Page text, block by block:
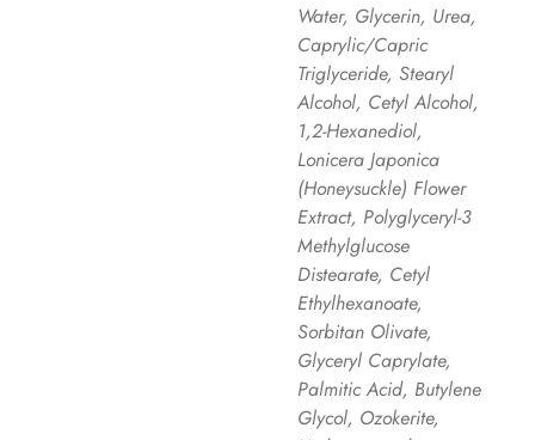
Water, Glycerin, Urea,
Caprylic/Capric
Triglyceride, Stearyl
Alcohol, Cetyl Alcohol,
1,2-Hexanediol,
Lonicera Japonica
(Honeysuckle) Flower
Extract, Polyglyceryl-3
Methylglucose
Distearate, Cetyl
Ethylhexanoate,
Sorbitan Olivate,
Glyceryl Caprylate,
Palmitic Acid, Butylene
Glycol, Ozokerite,